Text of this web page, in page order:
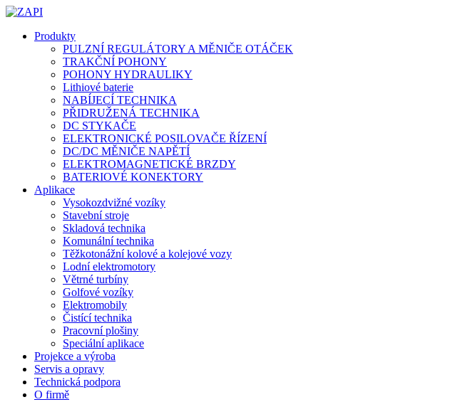
Produkty
PULZNÍ REGULÁTORY A MĚNIČE OTÁČEK
TRAKČNÍ POHONY
POHONY HYDRAULIKY
Lithiové baterie
NABÍJECÍ TECHNIKA
PŘIDRUŽENÁ TECHNIKA
DC STYKAČE
ELEKTRONICKÉ POSILOVAČE ŘÍZENÍ
DC/DC MĚNIČE NAPĚTÍ
ELEKTROMAGNETICKÉ BRZDY
BATERIOVÉ KONEKTORY
Aplikace
Vysokozdvižné vozíky
Stavební stroje
Skladová technika
Komunální technika
Těžkotonážní kolové a kolejové vozy
Lodní elektromotory
Větrné turbíny
Golfové vozíky
Elektromobily
Čistící technika
Pracovní plošiny
Speciální aplikace
Projekce a výroba
Servis a opravy
Technická podpora
O firmě